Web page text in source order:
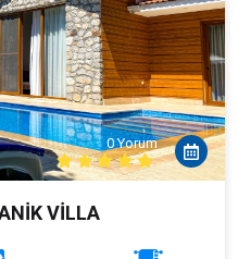
0 Yorum
VİLLA